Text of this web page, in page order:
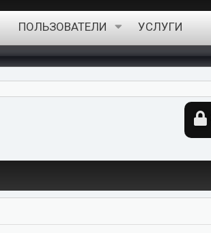
ПОЛЬЗОВАТЕЛИ УСЛУГИ